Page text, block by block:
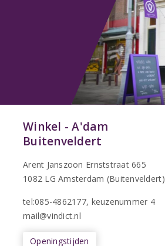
Winkel - A'dam
Buitenveldert
Arent Janszoon Ernststraat 665
1082 LG Amsterdam (Buitenveldert)
tel:085-4862177, keuzenummer 4
mail@vindict.nl
Openingstijden